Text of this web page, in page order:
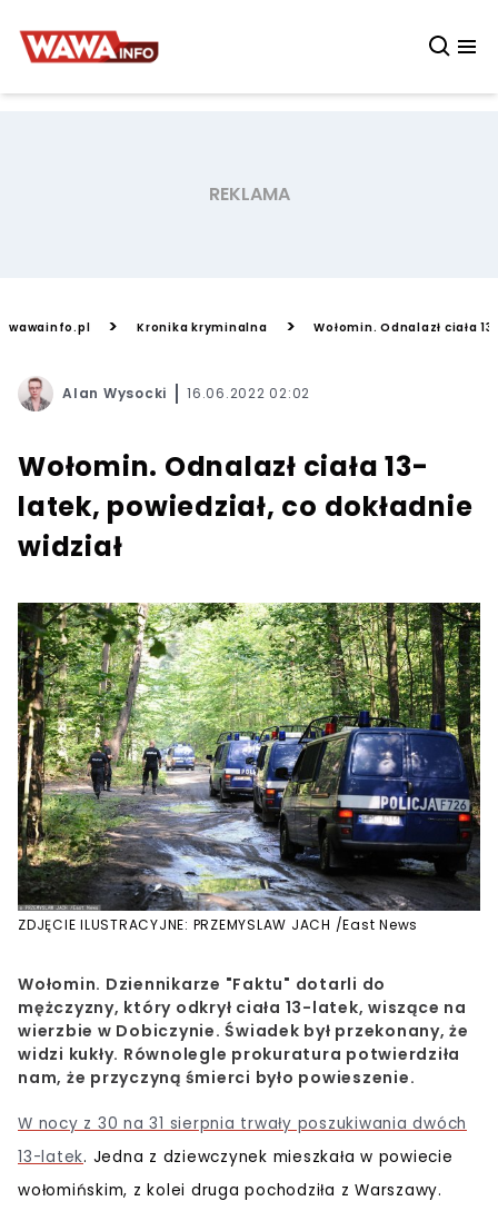
wawainfo.pl > Kronika kryminalna > Wołomin. Odnalazł ciała
Alan Wysocki 16.06.2022 02:02
Wołomin. Odnalazł ciała 13-
latek, powiedział, co dokładnie
widział
ZDJĘCIE ILUSTRACYJNE: PRZEMYSLAW JACH /East News
Wołomin. Dziennikarze "Faktu" dotarli do
mężczyzny, który odkrył ciała 13-latek, wiszące na
wierzbie w Dobiczynie. Świadek był przekonany, że
widzi kukły. Równolegle prokuratura potwierdziła
nam, że przyczyną śmierci było powieszenie.
W nocy z 30 na 31 sierpnia trwały poszukiwania dwóch
13-latek. Jedna z dziewczynek mieszkała w powiecie
wołomińskim, z kolei druga pochodziła z Warszawy.